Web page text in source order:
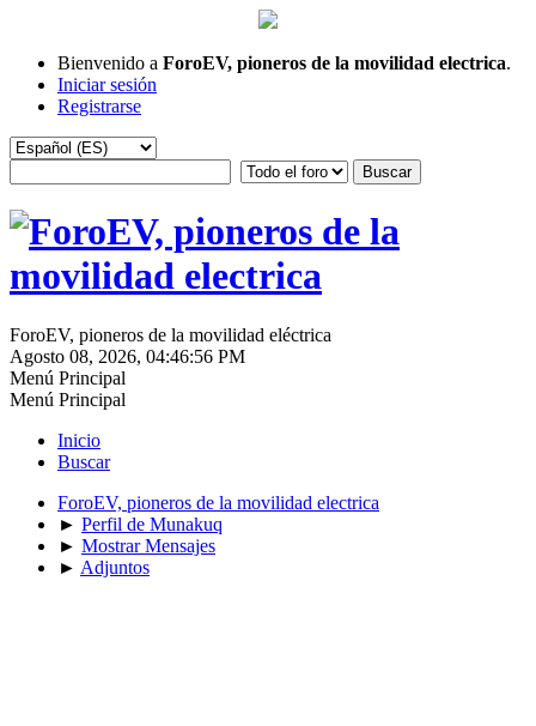
Bienvenido a ForoEV, pioneros de la movilidad electrica.
Iniciar sesión
Registrarse
ForoEV, pioneros de la movilidad eléctrica
Agosto 08, 2026, 04:46:56 PM
Menú Principal
Menú Principal
Inicio
Buscar
ForoEV, pioneros de la movilidad electrica
► Perfil de Munakuq
► Mostrar Mensajes
► Adjuntos